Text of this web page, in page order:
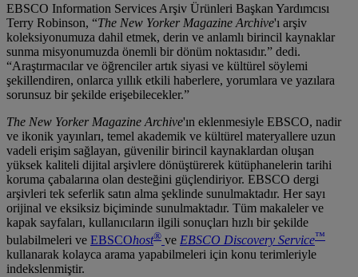
EBSCO Information Services Arşiv Ürünleri Başkan Yardımcısı
Terry Robinson, “The New Yorker Magazine Archive'ı arşiv
koleksiyonumuza dahil etmek, derin ve anlamlı birincil kaynaklar
sunma misyonumuzda önemli bir dönüm noktasıdır.” dedi.
“Araştırmacılar ve öğrenciler artık siyasi ve kültürel söylemi
şekillendiren, onlarca yıllık etkili haberlere, yorumlara ve yazılara
sorunsuz bir şekilde erişebilecekler.”
The New Yorker Magazine Archive'ın eklenmesiyle EBSCO, nadir
ve ikonik yayınları, temel akademik ve kültürel materyallere uzun
vadeli erişim sağlayan, güvenilir birincil kaynaklardan oluşan
yüksek kaliteli dijital arşivlere dönüştürerek kütüphanelerin tarihi
koruma çabalarına olan desteğini güçlendiriyor. EBSCO dergi
arşivleri tek seferlik satın alma şeklinde sunulmaktadır. Her sayı
orijinal ve eksiksiz biçiminde sunulmaktadır. Tüm makaleler ve
kapak sayfaları, kullanıcıların ilgili sonuçları hızlı bir şekilde
bulabilmeleri ve EBSCOhost® ve EBSCO Discovery Service™
kullanarak kolayca arama yapabilmeleri için konu terimleriyle
indekslenmiştir.